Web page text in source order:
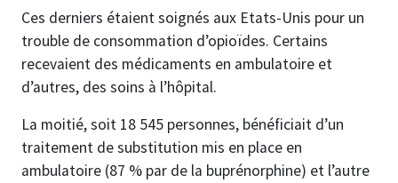
Ces derniers étaient soignés aux Etats-Unis pour un
trouble de consommation d’opioïdes. Certains
recevaient des médicaments en ambulatoire et
d’autres, des soins à l’hôpital.
La moitié, soit 18 545 personnes, bénéficiait d’un
traitement de substitution mis en place en
ambulatoire (87 % par de la buprénorphine) et l’autre